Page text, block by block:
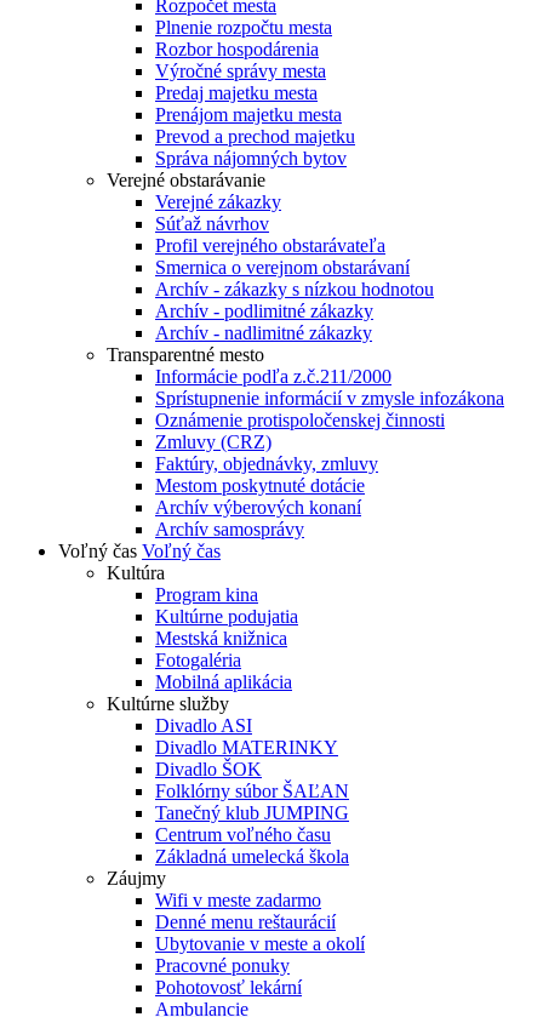
Rozpočet mesta
Plnenie rozpočtu mesta
Rozbor hospodárenia
Výročné správy mesta
Predaj majetku mesta
Prenájom majetku mesta
Prevod a prechod majetku
Správa nájomných bytov
Verejné obstarávanie
Verejné zákazky
Súťaž návrhov
Profil verejného obstarávateľa
Smernica o verejnom obstarávaní
Archív - zákazky s nízkou hodnotou
Archív - podlimitné zákazky
Archív - nadlimitné zákazky
Transparentné mesto
Informácie podľa z.č.211/2000
Sprístupnenie informácií v zmysle infozákona
Oznámenie protispoločenskej činnosti
Zmluvy (CRZ)
Faktúry, objednávky, zmluvy
Mestom poskytnuté dotácie
Archív výberových konaní
Archív samosprávy
Voľný čas Voľný čas
Kultúra
Program kina
Kultúrne podujatia
Mestská knižnica
Fotogaléria
Mobilná aplikácia
Kultúrne služby
Divadlo ASI
Divadlo MATERINKY
Divadlo ŠOK
Folklórny súbor ŠAĽAN
Tanečný klub JUMPING
Centrum voľného času
Základná umelecká škola
Záujmy
Wifi v meste zadarmo
Denné menu reštaurácií
Ubytovanie v meste a okolí
Pracovné ponuky
Pohotovosť lekární
Ambulancie